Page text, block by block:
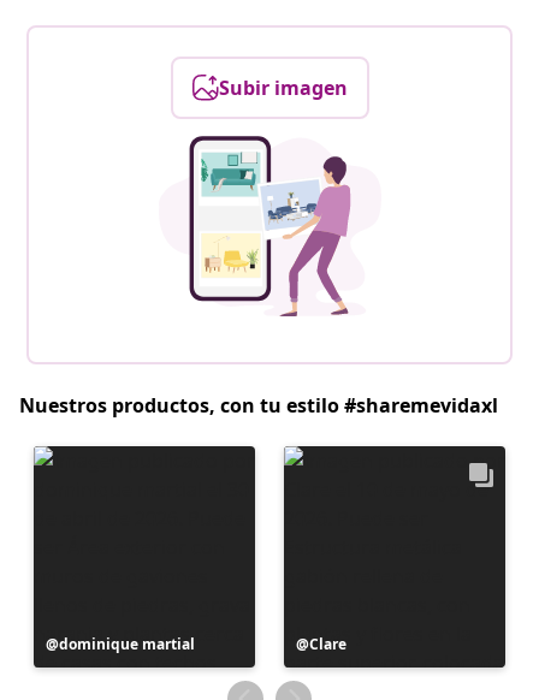
Subir imagen
Nuestros productos, con tu estilo #sharemevidaxl
Publicación
realizada
dominique martial
Publicación
realizada
por
Clare